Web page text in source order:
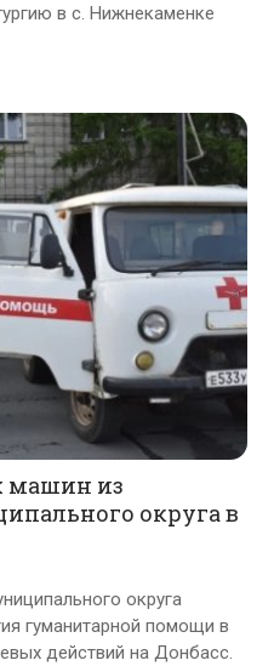
в с. Нижнекаменке
машин из
округа в
округа
гуманитарной помощи в
действий на Донбасс.